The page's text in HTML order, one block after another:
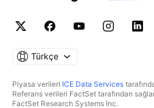
Türkçe
Piyasa verileri ICE Data Services
Referans verileri FactSet tarafından
FactSet Research Systems Inc.